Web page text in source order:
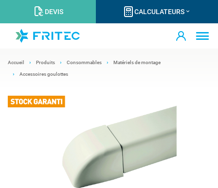
DEVIS CALCULATEURS
Accueil Produits Consommables Matériels de montage
Accessoires goulottes